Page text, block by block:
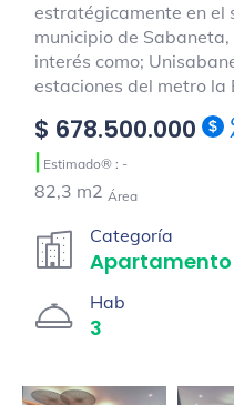
estratégicamente en el
municipio de
interés como;
estaciones del metro la
$ 678.500.000
| Estimado® : -
82,3 m2 Área
Categoría
Apartamento
Hab
3